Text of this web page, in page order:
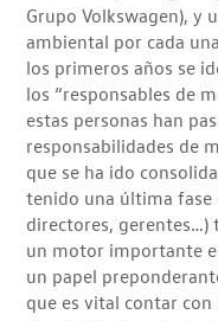
Grupo Volkswagen), y
ambiental por cada
los primeros años se
los “responsables de
estas personas han
responsabilidades de
que se ha ido
tenido una última fase
directores, gerentes…)
un motor importante
un papel
que es vital contar